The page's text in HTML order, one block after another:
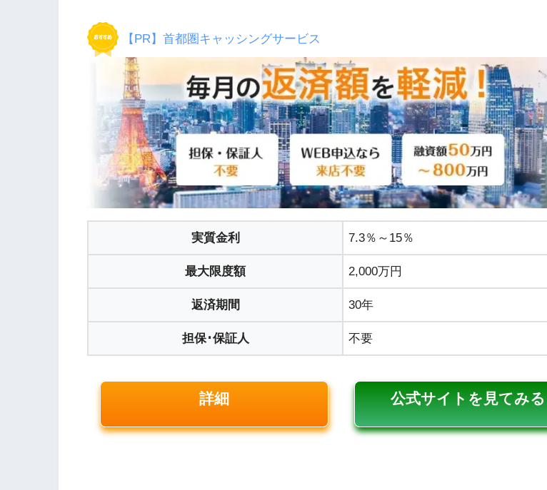
【PR】首都圏キャッシングサービス
実質金利 7.3％～15％
最大限度額 2,000万円
返済期間 30年
担保･保証人 不要
詳細 公式サイトを見てみる